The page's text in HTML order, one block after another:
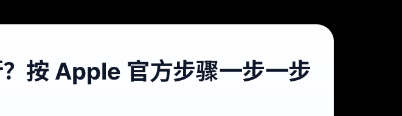
按 Apple 官方步骤一步一步